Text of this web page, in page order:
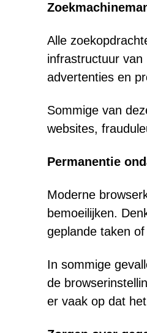
Alle
infrastructuur van
advertenties en
Sommige van
websites,
Permanentie
Moderne
bemoeilijken.
geplande taken
In sommige
de
er vaak op dat